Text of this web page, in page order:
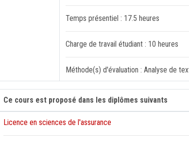
Temps présentiel : 17.5 heures
Charge de travail étudiant : 10 heures
Méthode(s) d'évaluation : Analyse de
Ce cours est proposé dans les diplômes suivants
Licence en sciences de l'assurance